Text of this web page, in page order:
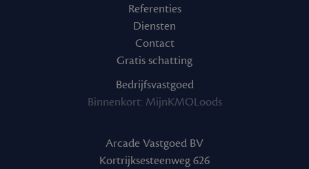
Referenties
Diensten
Contact
Gratis schatting
Bedrijfsvastgoed
Binnenkort: MijnKMOLoods
Arcade Vastgoed BV
Kortrijksesteenweg 626